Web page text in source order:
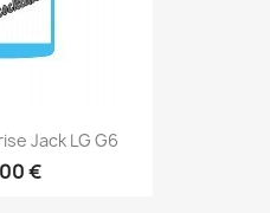
Jack LG G6
€